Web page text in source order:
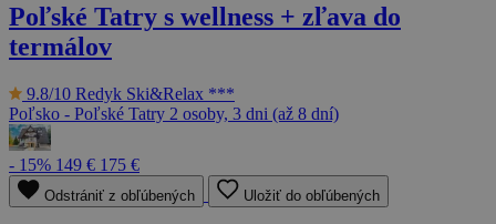
Poľské Tatry s wellness + zľava do
termálov
9.8/10 Redyk Ski&Relax ***
Poľsko - Poľské Tatry 2 osoby, 3 dni (až 8 dní)
- 15% 149 € 175 €
Odstrániť z obľúbených Uložiť do obľúbených